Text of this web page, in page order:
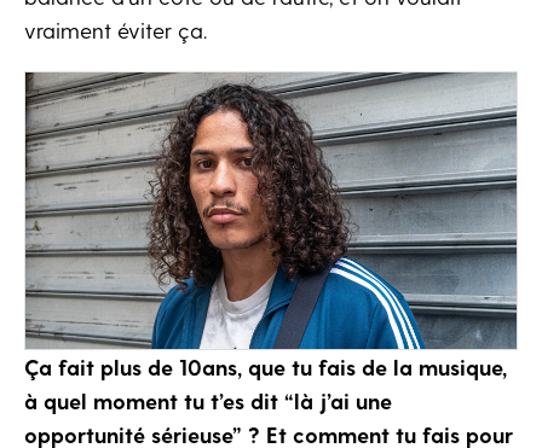
vraiment éviter ça.
Ça fait plus de 10ans, que tu fais de la musique,
à quel moment tu t’es dit “là j’ai une
opportunité sérieuse” ? Et comment tu fais pour